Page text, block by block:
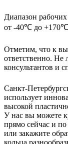
Диапазон
от -40℃ до
Отметим, что к
ответственно.
консультантов и
Санкт-
использует
высокой
У нас вы можете
прямо сейчас и
или закажите